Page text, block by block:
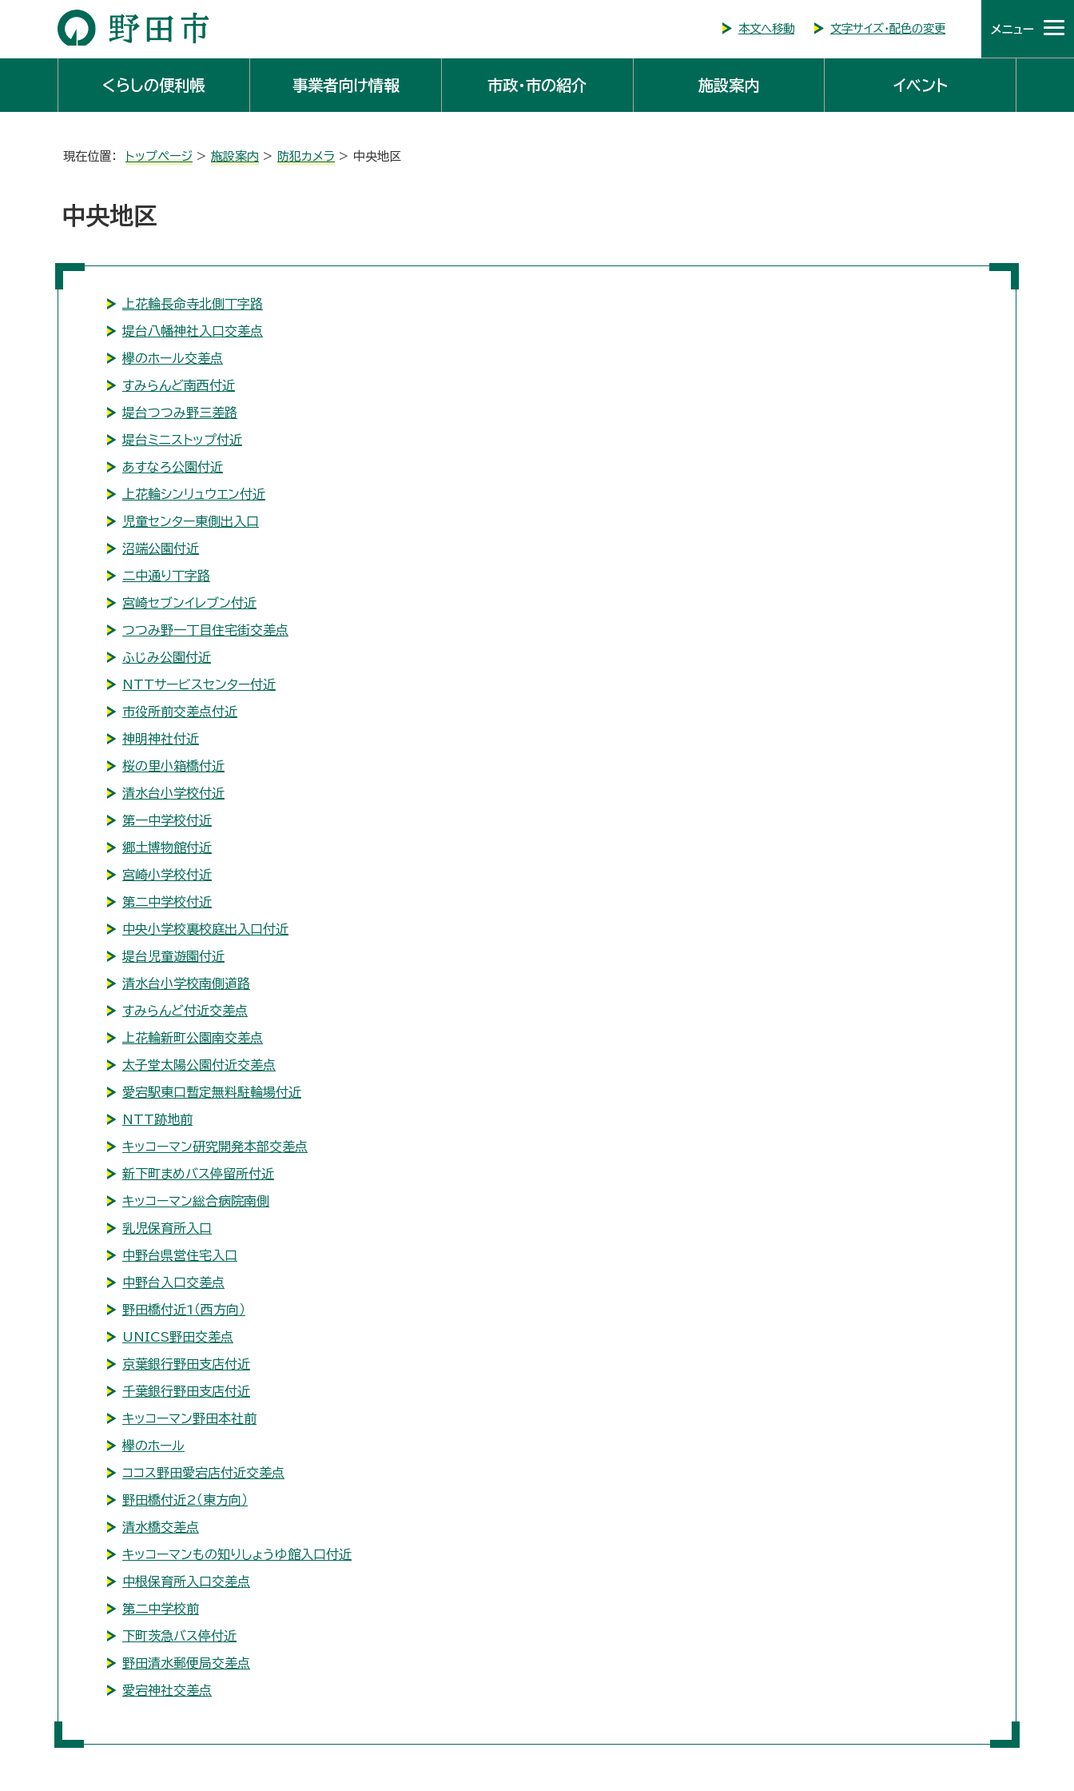
本文へ移動 文字サイズ・配色の変更 メニュー
くらしの便利帳 事業者向け情報 市政・市の紹介 施設案内 イベント
現在位置： トップページ > 施設案内 > 防犯カメラ > 中央地区
中央地区
上花輪長命寺北側丁字路
堤台八幡神社入口交差点
欅のホール交差点
すみらんど南西付近
堤台つつみ野三差路
堤台ミニストップ付近
あすなろ公園付近
上花輪シンリュウエン付近
児童センター東側出入口
沼端公園付近
二中通り丁字路
宮崎セブンイレブン付近
つつみ野一丁目住宅街交差点
ふじみ公園付近
NTTサービスセンター付近
市役所前交差点付近
神明神社付近
桜の里小箱橋付近
清水台小学校付近
第一中学校付近
郷土博物館付近
宮崎小学校付近
第二中学校付近
中央小学校裏校庭出入口付近
堤台児童遊園付近
清水台小学校南側道路
すみらんど付近交差点
上花輪新町公園南交差点
太子堂太陽公園付近交差点
愛宕駅東口暫定無料駐輪場付近
NTT跡地前
キッコーマン研究開発本部交差点
新下町まめバス停留所付近
キッコーマン総合病院南側
乳児保育所入口
中野台県営住宅入口
中野台入口交差点
野田橋付近1（西方向）
UNICS野田交差点
京葉銀行野田支店付近
千葉銀行野田支店付近
キッコーマン野田本社前
欅のホール
ココス野田愛宕店付近交差点
野田橋付近2（東方向）
清水橋交差点
キッコーマンもの知りしょうゆ館入口付近
中根保育所入口交差点
第二中学校前
下町茨急バス停付近
野田清水郵便局交差点
愛宕神社交差点